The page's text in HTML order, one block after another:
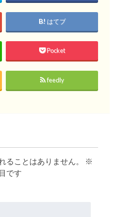
はてブ
Pocket
feedly
ることはありません。
※
です